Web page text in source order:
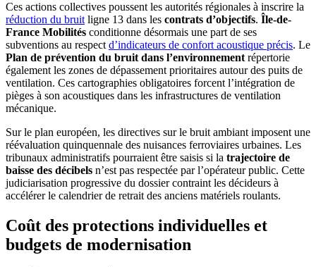
Ces actions collectives poussent les autorités régionales à inscrire la
réduction du bruit ligne 13 dans les contrats d’objectifs. Île-de-
France Mobilités conditionne désormais une part de ses
subventions au respect d’indicateurs de confort acoustique précis. Le
Plan de prévention du bruit dans l’environnement répertorie
également les zones de dépassement prioritaires autour des puits de
ventilation. Ces cartographies obligatoires forcent l’intégration de
pièges à son acoustiques dans les infrastructures de ventilation
mécanique.
Sur le plan européen, les directives sur le bruit ambiant imposent une
réévaluation quinquennale des nuisances ferroviaires urbaines. Les
tribunaux administratifs pourraient être saisis si la trajectoire de
baisse des décibels n’est pas respectée par l’opérateur public. Cette
judiciarisation progressive du dossier contraint les décideurs à
accélérer le calendrier de retrait des anciens matériels roulants.
Coût des protections individuelles et
budgets de modernisation